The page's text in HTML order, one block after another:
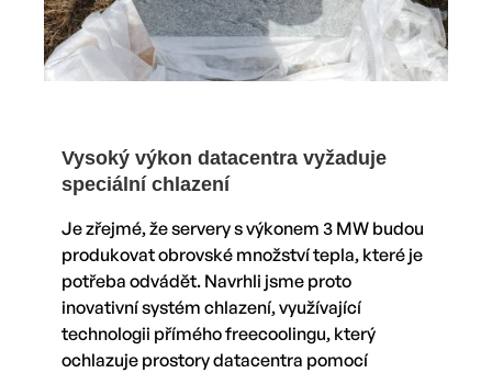
Vysoký výkon datacentra vyžaduje
speciální chlazení
Je zřejmé, že servery s výkonem 3 MW budou
produkovat obrovské množství tepla, které je
potřeba odvádět. Navrhli jsme proto
inovativní systém chlazení, využívající
technologii přímého freecoolingu, který
ochlazuje prostory datacentra pomocí